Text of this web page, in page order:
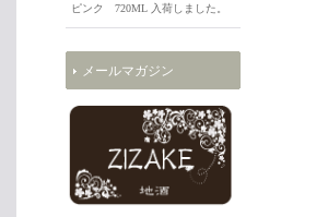
ピンク 720ML 入荷しました。
メールマガジン